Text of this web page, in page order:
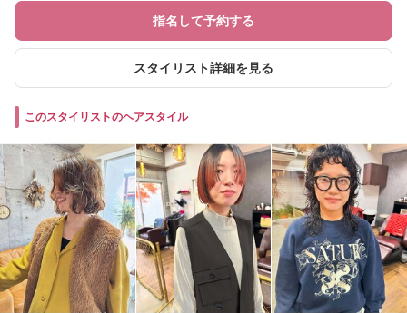
指名して予約する
スタイリスト詳細を見る
このスタイリストのヘアスタイル